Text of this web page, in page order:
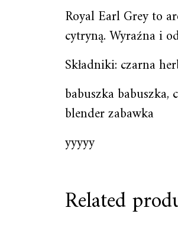
Royal Earl Grey to
cytryną. Wyraźna i
Składniki: czarna
babuszka babuszka,
blender zabawka
yyyyy
Related